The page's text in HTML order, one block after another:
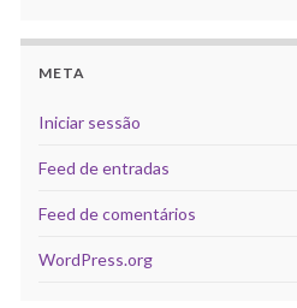
META
Iniciar sessão
Feed de entradas
Feed de comentários
WordPress.org